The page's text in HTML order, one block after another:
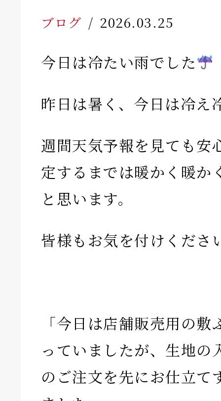
ブログ 2026.03.25
今日は冷たい雨でした
昨日は暑く、今日は冷え
週間天気予報を見ても安
定するまでは暖かく暖か
と思います。
皆様もお気を付けくださ
「今日は店舗販売用の
っていましたが、生地の
のご注文を先にお仕立て